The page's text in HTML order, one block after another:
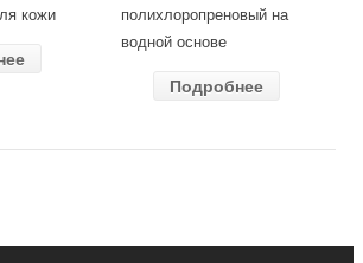
кожи
полихлоропреновый на
водной основе
Подробнее